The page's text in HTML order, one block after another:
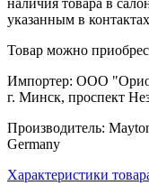
указанным в
Товар можно
Импортер: ООО
г. Минск, проспект
Производитель:
Germany
Характеристики